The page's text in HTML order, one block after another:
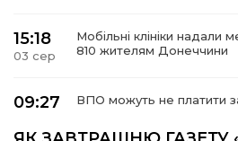
15:18
03 сер
Мобільні клініки надали
810 жителям Донеччини
09:27
ВПО можуть не платити
комунальних послуг: про